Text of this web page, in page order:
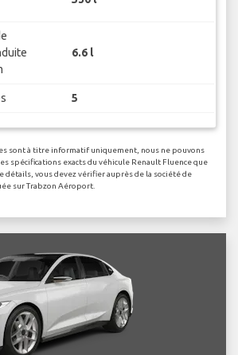
6.6 l
5
sont à titre informatif uniquement, nous ne pouvons
spécifications exacts du véhicule Renault Fluence que
détails, vous devez vérifier auprès de la société de
sur Trabzon Aéroport.